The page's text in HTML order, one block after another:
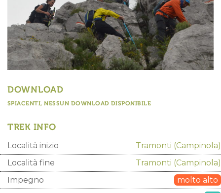
DOWNLOAD
SPIACENTI, NESSUN DOWNLOAD DISPONIBILE
TREK INFO
Località inizio Tramonti (Campinola)
Località fine
Tramonti (Campinola)
Impegno
molto alto